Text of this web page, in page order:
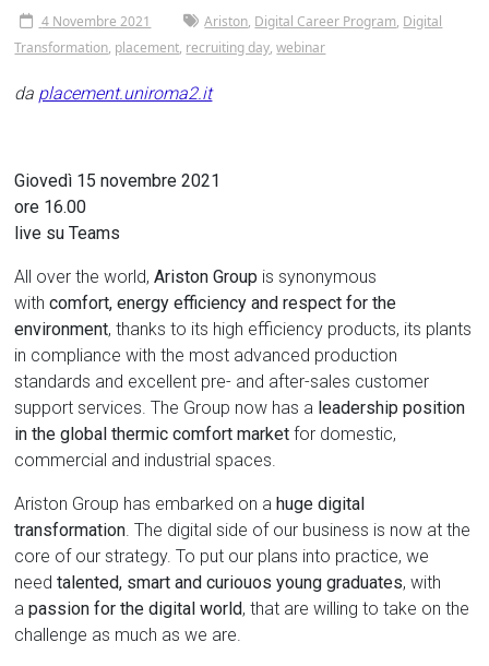
4 Novembre 2021 Ariston, Digital Career Program, Digital
Transformation, placement, recruiting day,webinar
da placement.uniroma2.it
Giovedì 15 novembre 2021
ore 16.00
live su Teams
All over the world,Ariston Group is synonymous
withcomfort, energy efficiency and respect for the
environment, thanks to its high efficiency products, its plants
in compliance with the most advanced production
standards and excellent pre- and after-sales customer
support services. The Group now has a leadership position
in the global thermic comfort market for domestic,
commercial and industrial spaces.
Ariston Group has embarked on ahuge digital
transformation. The digital side of our business is now at the
core of our strategy. To put our plans into practice, we
needtalented, smart and curiouos young graduates, with
apassion for the digital world, that are willing to take on the
challenge as much as we are.